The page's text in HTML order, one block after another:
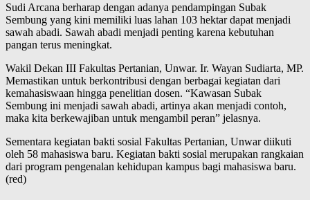
Sudi Arcana berharap dengan adanya pendampingan Subak
Sembung yang kini memiliki luas lahan 103 hektar dapat menjadi
sawah abadi. Sawah abadi menjadi penting karena kebutuhan
pangan terus meningkat.
Wakil Dekan III Fakultas Pertanian, Unwar. Ir. Wayan Sudiarta, MP.
Memastikan untuk berkontribusi dengan berbagai kegiatan dari
kemahasiswaan hingga penelitian dosen. “Kawasan Subak
Sembung ini menjadi sawah abadi, artinya akan menjadi contoh,
maka kita berkewajiban untuk mengambil peran” jelasnya.
Sementara kegiatan bakti sosial Fakultas Pertanian, Unwar diikuti
oleh 58 mahasiswa baru. Kegiatan bakti sosial merupakan rangkaian
dari program pengenalan kehidupan kampus bagi mahasiswa baru.
(red)